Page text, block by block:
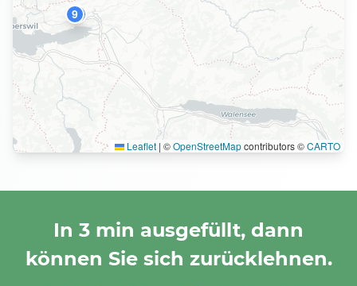
5
9
Leaflet | ©OpenStreetMapcontributors ©CARTO
In 3 min ausgefüllt, dann
können Sie sich zurücklehnen.